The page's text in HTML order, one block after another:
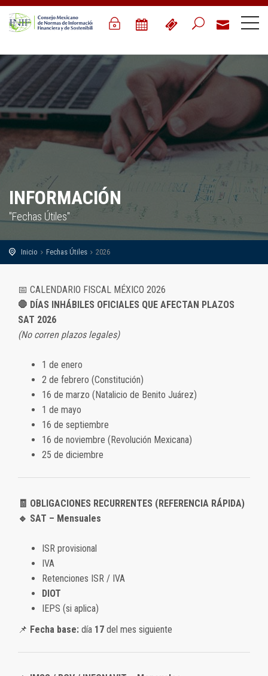
INFORMACIÓN
"Fechas Útiles"
Inicio Fechas Útiles 2026
📅 CALENDARIO FISCAL MÉXICO 2026
🛑 DÍAS INHÁBILES OFICIALES QUE AFECTAN PLAZOS
SAT 2026
(No corren plazos legales)
1 de enero
2 de febrero (Constitución)
16 de marzo (Natalicio de Benito Juárez)
1 de mayo
16 de septiembre
16 de noviembre (Revolución Mexicana)
25 de diciembre
🧾 OBLIGACIONES RECURRENTES (REFERENCIA RÁPIDA)
🔹 SAT – Mensuales
ISR provisional
IVA
Retenciones ISR / IVA
DIOT
IEPS (si aplica)
📌 Fecha base: día 17 del mes siguiente